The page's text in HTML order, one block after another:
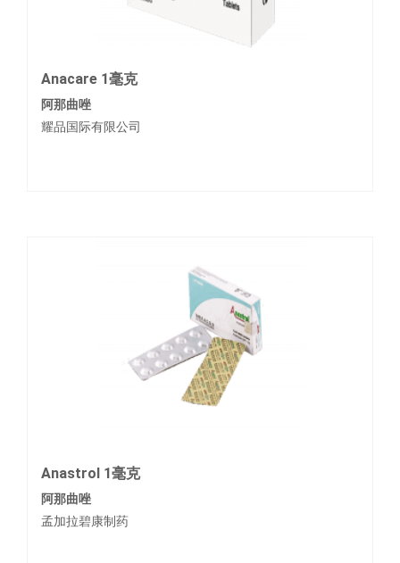
Anacare 1毫克
阿那曲唑
耀品国际有限公司
Anastrol 1毫克
阿那曲唑
孟加拉碧康制药